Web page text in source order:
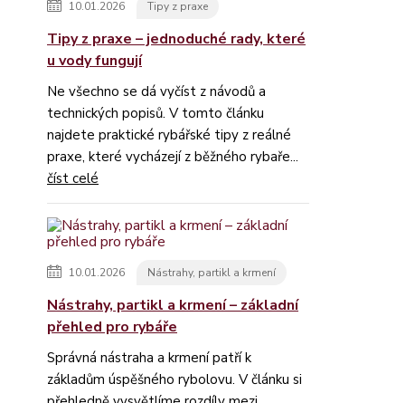
10.01.2026 Tipy z praxe
Tipy z praxe – jednoduché rady, které
u vody fungují
Ne všechno se dá vyčíst z návodů a
technických popisů. V tomto článku
najdete praktické rybářské tipy z reálné
praxe, které vycházejí z běžného rybaře...
číst celé
10.01.2026 Nástrahy, partikl a krmení
Nástrahy, partikl a krmení – základní
přehled pro rybáře
Správná nástraha a krmení patří k
základům úspěšného rybolovu. V článku si